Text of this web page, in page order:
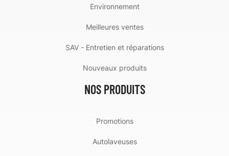
Environnement
Meilleures ventes
SAV - Entretien et réparations
Nouveaux produits
NOS PRODUITS
Promotions
Autolaveuses